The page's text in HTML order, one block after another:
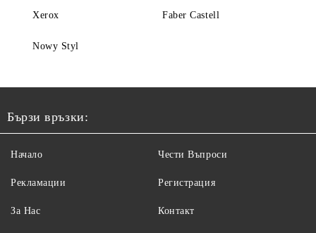
Xerox Faber Castell
Nowy Styl
Бързи връзки:
Начало
Рекламации
За Нас
Чести Въпроси
Регистрация
Контакт